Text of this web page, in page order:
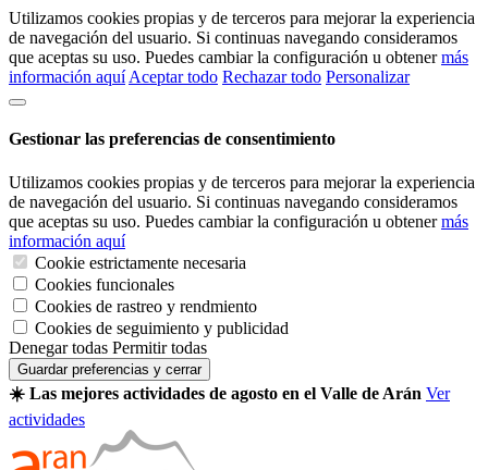
Utilizamos cookies propias y de terceros para mejorar la experiencia
de navegación del usuario. Si continuas navegando consideramos
que aceptas su uso. Puedes cambiar la configuración u obtenermás
información aquí Aceptar todo Rechazar todo Personalizar
Gestionar las preferencias de consentimiento
Utilizamos cookies propias y de terceros para mejorar la experiencia
de navegación del usuario. Si continuas navegando consideramos
que aceptas su uso. Puedes cambiar la configuración u obtenermás
información aquí
Cookie estrictamente necesaria
Cookies funcionales
Cookies de rastreo y rendmiento
Cookies de seguimiento y publicidad
Denegar todas Permitir todas
Guardar preferencias y cerrar
☀️ Las mejores actividades de agosto en el Valle de Arán Ver
actividades